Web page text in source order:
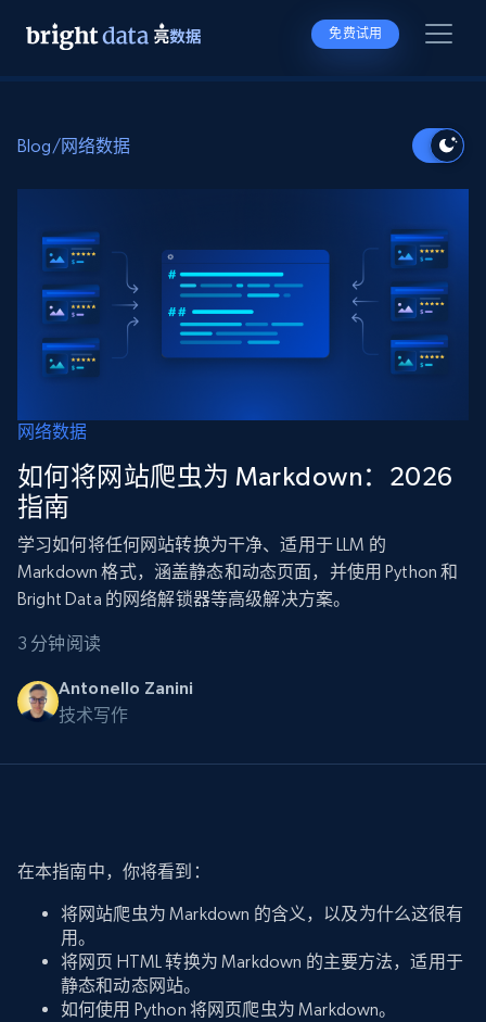
免费试用
Blog/网络数据
网络数据
如何将网站爬虫为 Markdown：2026
指南
学习如何将任何网站转换为干净、适用于 LLM 的
Markdown 格式，涵盖静态和动态页面，并使用 Python 和
Bright Data 的网络解锁器等高级解决方案。
3 分钟阅读
Antonello Zanini
技术写作
在本指南中，你将看到：
将网站爬虫为 Markdown 的含义，以及为什么这很有
用。
将网页 HTML 转换为 Markdown 的主要方法，适用于
静态和动态网站。
如何使用 Python 将网页爬虫为 Markdown。